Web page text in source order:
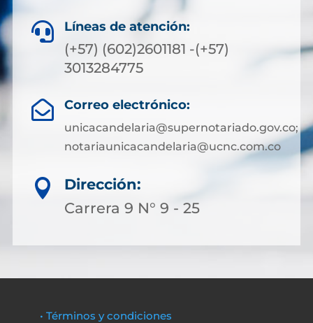
 Líneas de atención:
(+57) (602)2601181 -(+57)
3013284775
 Correo electrónico:
unicacandelaria@supernotariado.gov.co;
notariaunicacandelaria@ucnc.com.co

Dirección:
Carrera 9 N° 9 - 25
• Términos y condiciones